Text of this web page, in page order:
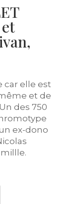
car elle est
et de
des 750
ex-dono